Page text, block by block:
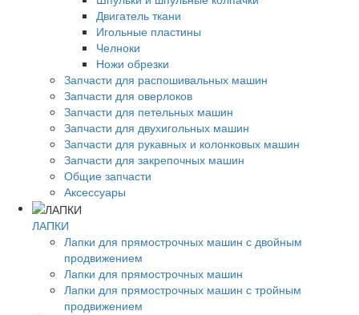
Двигатель ткани
Игольные пластины
Челноки
Ножи обрезки
Запчасти для распошивальных машин
Запчасти для оверлоков
Запчасти для петельных машин
Запчасти для двухигольных машин
Запчасти для рукавных и колонковых машин
Запчасти для закрепочных машин
Общие запчасти
Аксессуары
ЛАПКИ
Лапки для прямострочных машин с двойным
продвижением
Лапки для прямострочных машин
Лапки для прямострочных машин с тройным
продвижением